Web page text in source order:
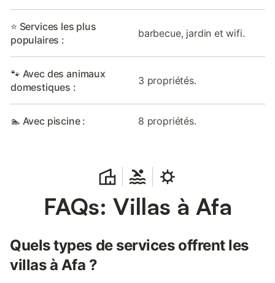
⭐ Services les plus
populaires :
barbecue, jardin et wifi.
🐾 Avec des animaux
domestiques :
3 propriétés.
🏊 Avec piscine : 8 propriétés.
FAQs: Villas à Afa
Quels types de services offrent les
villas à Afa ?